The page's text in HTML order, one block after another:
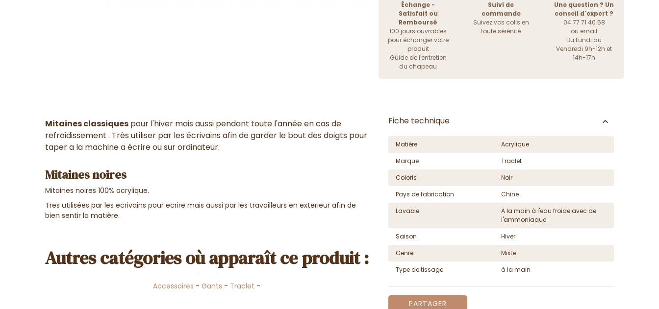
Échange -
Satisfait ou
Remboursé
100 jours ouvrables
pour échanger votre
produit
Guide de l'entretien
du chapeau
Suivi de
commande
Suivez vos colis en
toute sérénité
Une question ? Un
conseil d'expert ?
04 77 71 40 58
ou email
Du Lundi au
Vendredi 9h-12h et
14h-17h
Mitaines classiques pour l'hiver mais aussi pendant toute l'année en cas de
refroidissement . Très utiliser par les écrivains afin de garder le bout des doigts pour
taper a la machine a écrire ou sur ordinateur.
Mitaines noires
Mitaines noires 100% acrylique.
Tres utilisées par les ecrivains pour ecrire mais aussi par les travailleurs en exterieur afin de
bien sentir la matière.
Autres catégories où apparaît ce produit :
Accessoires -Gants - Traclet -
Fiche technique
Matière
Acrylique
Marque
Traclet
Coloris
Noir
Pays de fabrication
Chine
Lavable
A la main à l'eau froide avec de
l'ammoniaque
Saison
Hiver
Genre
Mixte
Type de tissage
à la main
PARTAGER